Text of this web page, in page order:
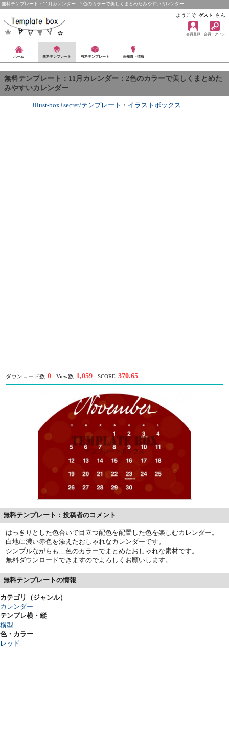
無料テンプレート：11月カレンダー：2色のカラーで美しくまとめたみやすいカレンダー
ようこそ ゲスト さん
会員登録 会員ログイン
ホーム 無料テンプレート 有料テンプレート 豆知識・情報
無料テンプレート：11月カレンダー：2色のカラーで美しくまとめた
みやすいカレンダー
illust-box+secret/テンプレート ・ イラストボックス
ダウンロード数 0 View数 1,059 SCORE 370.65
無料テンプレート：投稿者のコメント
はっきりとした色合いで目立つ配色を配置した色を楽しむカレンダー。
白地に濃い赤色を添えたおしゃれなカレンダーです。
シンプルながらも二色のカラーでまとめたおしゃれな素材です。
無料ダウンロードできますのでよろしくお願いします。
無料テンプレートの情報
カテゴリ（ジャンル）
カレンダー
テンプレ横・縦
横型
色・カラー
レッド